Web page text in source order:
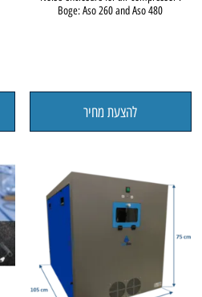
Boge: Aso 260 and Aso 480
להצעת מחיר